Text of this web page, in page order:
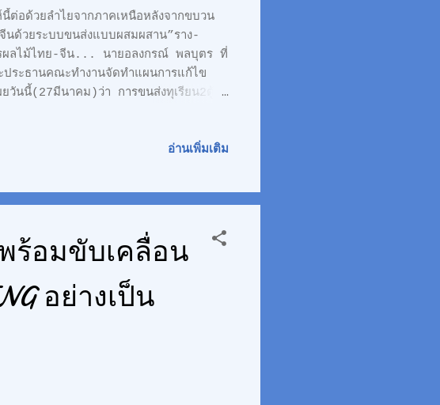
อด้วยลำไยจากภาคเหนือหลังจากขบวน
นด้วยระบบขนส่งแบบผสมผสาน”ราง-
ลไม้ไทย-จีน... นายอลงกรณ์ พลบุตร ที่
ประธานคณะทำงานจัดทำแผนการแก้ไข
วันนี้(27มีนาคม)ว่า การขนส่งทุเรียน2ตู้
ทย-ลาวข้ามแม่น้ำโขงไปยังท่าบกท่านาแล้ง
ายรูปแบบMulti Modal
อ่านเพิ่มเติม
ร้อมขับเคลื่อน
อย่างเป็น